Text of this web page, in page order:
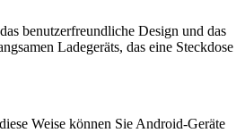
benutzerfreundliche Design und das
Ladegeräts, das eine Steckdose
Weise können Sie Android-Geräte